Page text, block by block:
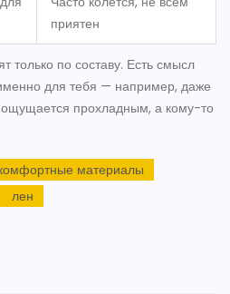
приятен
только по составу. Есть смысл
для тебя — например, даже
прохладным, а кому-то
материалы
лен